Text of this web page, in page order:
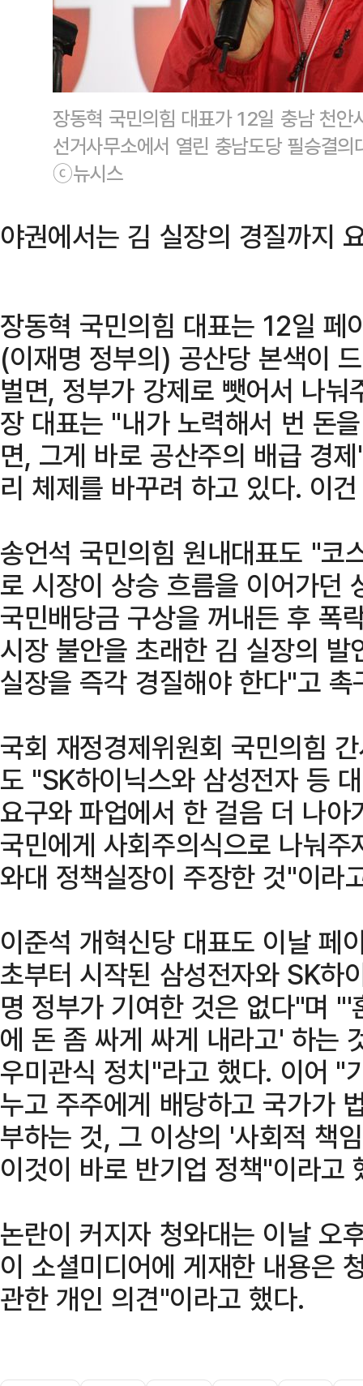
장동혁 국민의힘 대표가 12일 충남 천안
선거사무소에서 열린 충남도당 필승결
ⓒ뉴시스
야권에서는 김 실장의 경질까지
장동혁 국민의힘 대표는 12일 페
(이재명 정부의) 공산당 본색이
벌면, 정부가 강제로 뺏어서 나
장 대표는 "내가 노력해서 번 돈
면, 그게 바로 공산주의 배급 경
리 체제를 바꾸려 하고 있다. 이
송언석 국민의힘 원내대표도 "
로 시장이 상승 흐름을 이어가던
국민배당금 구상을 꺼내든 후 폭
시장 불안을 초래한 김 실장의
실장을 즉각 경질해야 한다"고 촉
국회 재정경제위원회 국민의힘
도 "SK하이닉스와 삼성전자 등
요구와 파업에서 한 걸음 더 나
국민에게 사회주의식으로 나눠
와대 정책실장이 주장한 것"이라
이준석 개혁신당 대표도 이날
초부터 시작된 삼성전자와 SK하
명 정부가 기여한 것은 없다"며
에 돈 좀 싸게 싸게 내라고' 하는
우미관식 정치"라고 했다. 이어 "
누고 주주에게 배당하고 국가가
부하는 것, 그 이상의 '사회적 책
이것이 바로 반기업 정책"이라고
논란이 커지자 청와대는 이날 오
이 소셜미디어에 게재한 내용은
관한 개인 의견"이라고 했다.